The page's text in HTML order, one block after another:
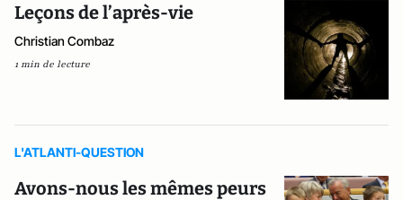
Leçons de l’après-vie
Christian Combaz
1 min de lecture
L'ATLANTI-QUESTION
Avons-nous les mêmes peurs